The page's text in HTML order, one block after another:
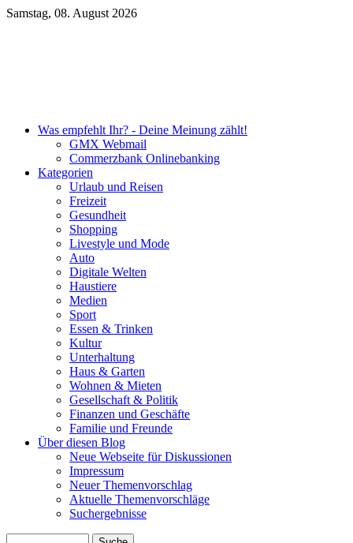
Samstag, 08. August 2026
Was empfehlt Ihr? - Deine Meinung zählt!
GMX Webmail
Commerzbank Onlinebanking
Kategorien
Urlaub und Reisen
Freizeit
Gesundheit
Shopping
Livestyle und Mode
Auto
Digitale Welten
Haustiere
Medien
Sport
Essen & Trinken
Kultur
Unterhaltung
Haus & Garten
Wohnen & Mieten
Gesellschaft & Politik
Finanzen und Geschäfte
Familie und Freunde
Über diesen Blog
Neue Webseite für Diskussionen
Impressum
Neuer Themenvorschlag
Aktuelle Themenvorschläge
Suchergebnisse